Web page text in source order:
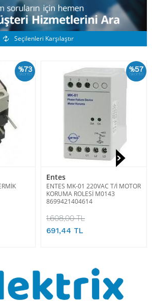
Benzer Ürünler
Seçilenleri Karşılaştır
%73
İskonto %57
İskonto
Entes
ENTES MK-01 220VAC T/İ MOTOR
KORUMA ROLESİ M0143
8699421404614
1.608,00 TL
691,44 TL